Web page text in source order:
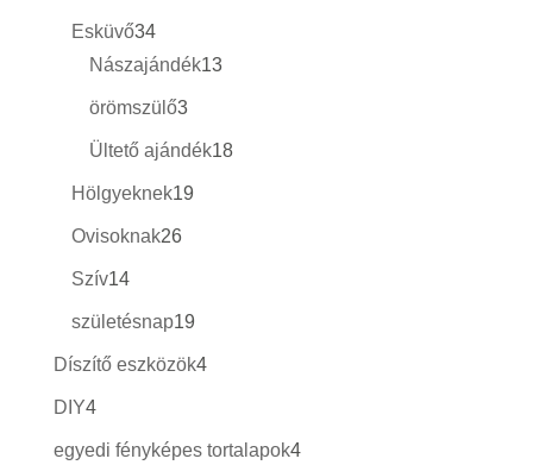
Esküvő3434
termék
Nászajándék1313
örömszülő33
termék
Ültető ajándék1818
Hölgyeknek1919
Ovisoknak2626
Szív1414
termék
születésnap1919
termék
Díszítő eszközök44
DIY44
termék
egyedi fényképes tortalapok44